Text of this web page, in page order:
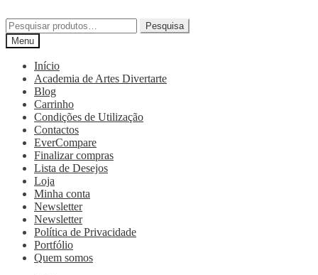
Pesquisa
Menu
Início
Academia de Artes Divertarte
Blog
Carrinho
Condições de Utilização
Contactos
EverCompare
Finalizar compras
Lista de Desejos
Loja
Minha conta
Newsletter
Newsletter
Política de Privacidade
Portfólio
Quem somos